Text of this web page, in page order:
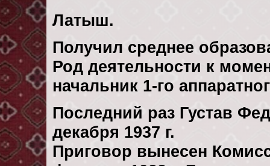
Латыш.
Получил среднее
Род деятельности к
начальник 1-го
Последний раз Густав
декaбря 1937 г.
Приговор вынесен